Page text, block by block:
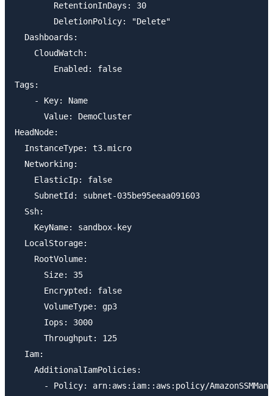
        RetentionInDays: 30
        DeletionPolicy: "Delete"
  Dashboards:
    CloudWatch:
        Enabled: false
Tags:
    - Key: Name
      Value: DemoCluster
HeadNode:
  InstanceType: t3.micro
  Networking:
    ElasticIp: false
    SubnetId: subnet-035be95eeaa091603
  Ssh:
    KeyName: sandbox-key
  LocalStorage:
    RootVolume:
      Size: 35
      Encrypted: false
      VolumeType: gp3
      Iops: 3000
      Throughput: 125
  Iam:
    AdditionalIamPolicies:
- Policy: arn:aws:iam::aws:policy/